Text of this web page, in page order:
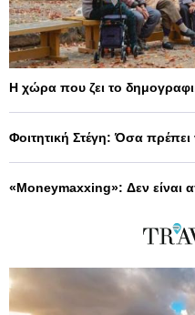
Η χώρα που ζει το
Φοιτητική Στέγη: Όσα πρέπει
«Moneymaxxing»: Δεν είναι